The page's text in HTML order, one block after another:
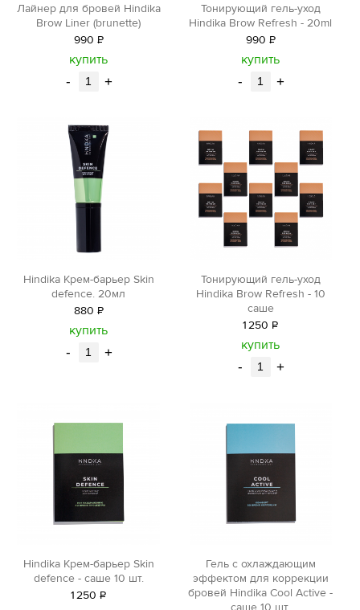
Лайнер для бровей Hindika
Brow Liner (brunette)
990 Р
уб.
купить
- +
Тонирующий гель-уход
Hindika Brow Refresh - 20ml
990 Р
уб.
купить
- +
Hindika Крем-барьер Skin
defence. 20мл
880 Р
уб.
купить
- +
Тонирующий гель-уход
Hindika Brow Refresh - 10
саше
1250 Р
уб.
купить
- +
Hindika Крем-барьер Skin
defence - саше 10 шт.
1250 Р
Гель с охлаждающим
эффектом для коррекции
бровей Hindika Cool Active -